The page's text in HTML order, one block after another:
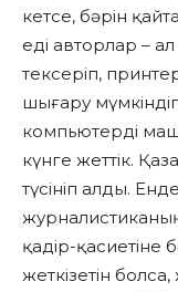
кетсе, бәрін
еді авторлар –
тексеріп,
шығару
компьютерді
күнге жеттік.
түсініп алды.
қадір-қасиетіне
жеткізетін болса,